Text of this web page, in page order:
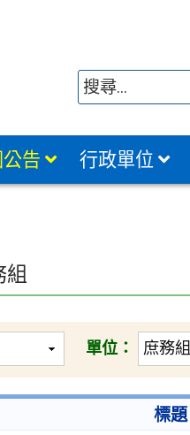
告 行政單位
組
單位：
標題